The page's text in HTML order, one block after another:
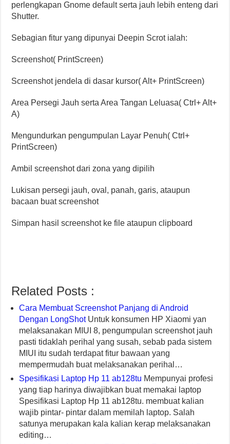
perlengkapan Gnome default serta jauh lebih enteng dari
Shutter.
Sebagian fitur yang dipunyai Deepin Scrot ialah:
Screenshot( PrintScreen)
Screenshot jendela di dasar kursor( Alt+ PrintScreen)
Area Persegi Jauh serta Area Tangan Leluasa( Ctrl+ Alt+
A)
Mengundurkan pengumpulan Layar Penuh( Ctrl+
PrintScreen)
Ambil screenshot dari zona yang dipilih
Lukisan persegi jauh, oval, panah, garis, ataupun
bacaan buat screenshot
Simpan hasil screenshot ke file ataupun clipboard
Related Posts :
Cara Membuat Screenshot Panjang di Android
Dengan LongShotUntuk konsumen HP Xiaomi yan
melaksanakan MIUI 8, pengumpulan screenshot jauh
pasti tidaklah perihal yang susah, sebab pada sistem
MIUI itu sudah terdapat fitur bawaan yang
mempermudah buat melaksanakan perihal…
Spesifikasi Laptop Hp 11 ab128tu Mempunyai profesi
yang tiap harinya diwajibkan buat memakai laptop
Spesifikasi Laptop Hp 11 ab128tu. membuat kalian
wajib pintar- pintar dalam memilah laptop. Salah
satunya merupakan kala kalian kerap melaksanakan
editing…